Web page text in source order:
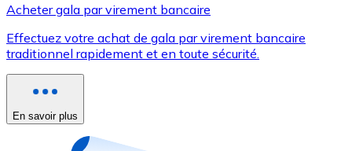
Utilisez les cartes Visa et Mastercard pour acheter
Acheter avec carte
Nouveau
Acheter gala par virement bancaire
Effectuez votre achat de gala par virement bancaire
traditionnel rapidement et en toute sécurité.
En savoir plus